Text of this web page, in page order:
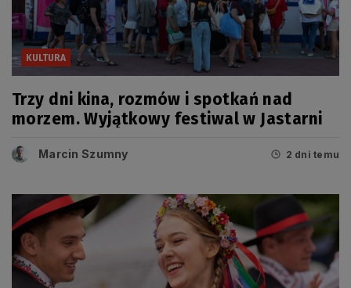
KULTURA
Trzy dni kina, rozmów i spotkań nad
morzem. Wyjątkowy festiwal w Jastarni
Marcin Szumny 2 dni temu